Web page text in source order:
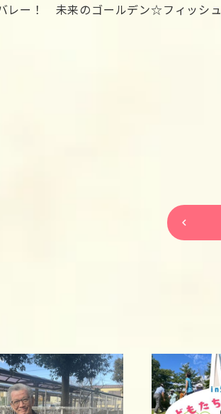
レー！ 未来のゴールデン☆フィッシュ
keyboard_arrow_left